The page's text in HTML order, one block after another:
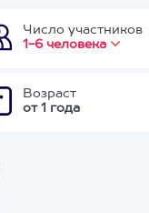
Число участников
1-6 человека
Возраст
от 1 года